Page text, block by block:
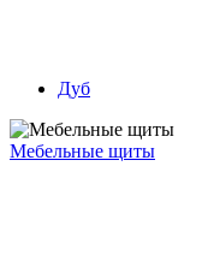
Дуб
Мебельные щиты